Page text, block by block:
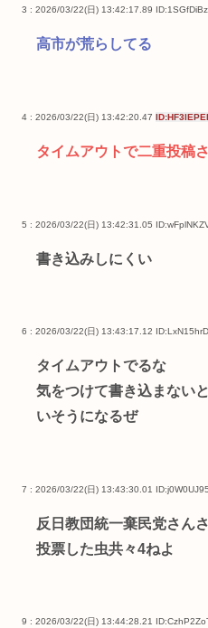
3 : 2026/03/22(日) 13:42:17.89
高市が荒らしてる
4 : 2026/03/22(日) 13:42:20.47
タイムアウトで二重投稿
5 : 2026/03/22(日) 13:42:31.05
書き込みしにくい
6 : 2026/03/22(日) 13:43:17.12
タイムアウトでるな
気をつけて書き込まない
いそうになるぜ
7 : 2026/03/22(日) 13:43:30.01
反日教団統一棄民党さん
投票した虫共々4ねよ
9 : 2026/03/22(日) 13:44:28.21